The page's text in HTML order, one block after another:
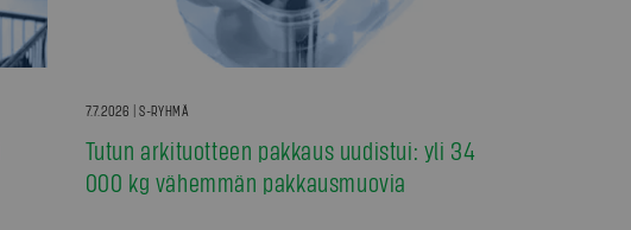
7.7.2026 | S-RYHMÄ
Tutun arkituotteen pakkaus uudistui: yli 34
000 kg vähemmän pakkausmuovia